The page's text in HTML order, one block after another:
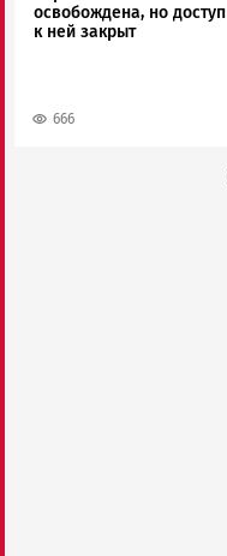
освобождена, но доступ
к ней закрыт
666